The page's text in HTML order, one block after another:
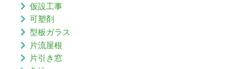
仮設工事
可塑剤
型板ガラス
片流屋根
片引き窓